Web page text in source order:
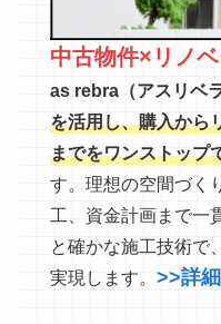
中古物件×リノ
as rebra（アスリベラ
を活用し、購入から
までをワンストップ
す。理想の空間づく
工、資金計画まで一
と確かな施工技術で
実現します。 >>詳